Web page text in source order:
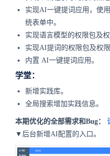
实现AI一键提词应用，使
统表单中。
实现语言模型的权限包及权
实现AI提词的权限包及权限
内置 AI一键提词应用。
学堂：
新增实践库。
全局搜索增加实践信息。
本期优化的全部需求和Bug：
▼后台新增AI配置的入口。